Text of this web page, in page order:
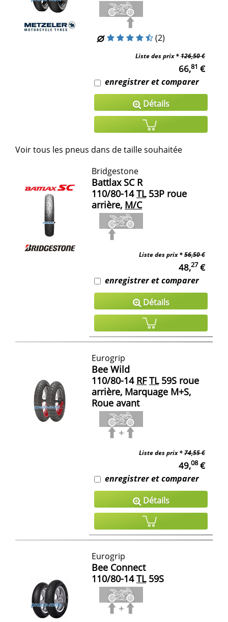
(2)
Liste des prix *126,50 €
66,81 €
enregistrer et comparer
Détails
Voir tous les pneus dans de taille souhaitée
Bridgestone
Battlax SC R
110/80-14 TL53P roue
arrière, M/C
Liste des prix *56,50 €
48,27€
enregistrer et comparer
Détails
Eurogrip
Bee Wild
110/80-14 RF TL59S roue
arrière, Marquage M+S,
Roue avant
Liste des prix *74,55 €
49,08€
enregistrer et comparer
Détails
Eurogrip
Bee Connect
110/80-14 TL59S